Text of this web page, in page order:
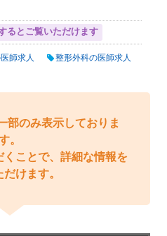
るとご覧いただけます
師求人 整形外科の医師求人
部のみ表示しておりま
。
ことで、詳細な情報を
けます。